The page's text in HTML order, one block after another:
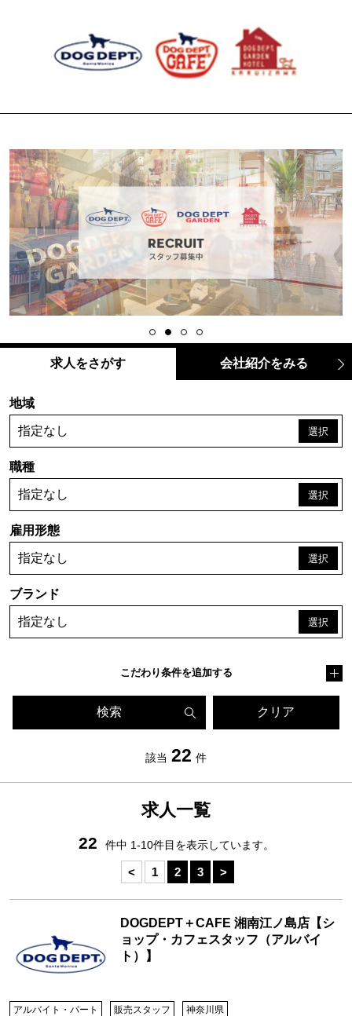
求人をさがす 会社紹介をみる
地域
指定なし
職種
指定なし
雇用形態
指定なし
ブランド
指定なし
こだわり条件を追加する
該当 22 件
検索 クリア
求人一覧
22 件中 1-10件目を表示しています。
< 1 2 3 >
DOGDEPT＋CAFE 湘南江ノ島店【シ
ョップ・カフェスタッフ（アルバイ
ト）】
アルバイト・パート 販売スタッフ 神奈川県